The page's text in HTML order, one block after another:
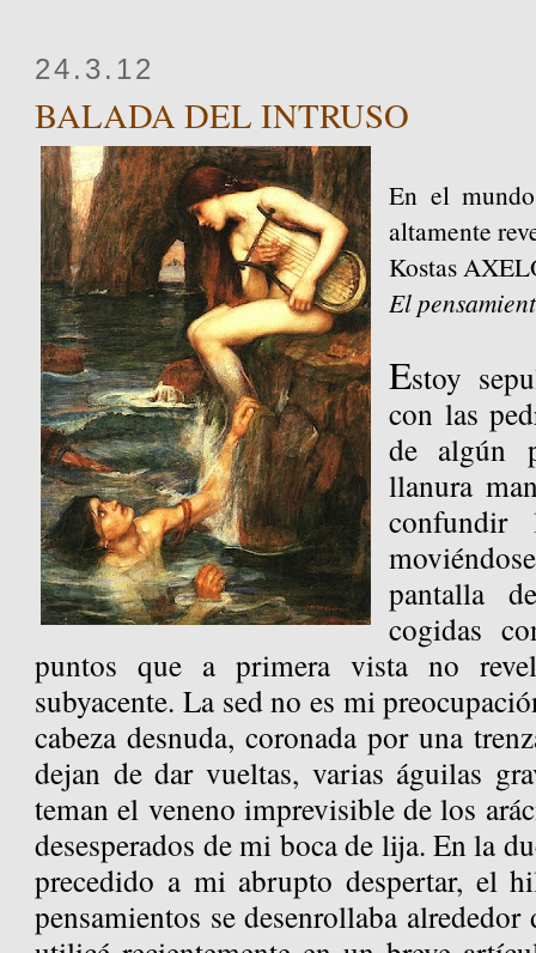
24.3.12
BALADA DEL INTRUSO
En el
altamente
Kostas
El
Estoy
con las
de algún
llanura
confundir
pantalla
cogidas
puntos que a primera vista no
subyacente. La sed no es mi
cabeza desnuda, coronada por una
dejan de dar vueltas, varias águilas
teman el veneno imprevisible de los
desesperados de mi boca de lija. En la
precedido a mi abrupto despertar, el
pensamientos se desenrollaba